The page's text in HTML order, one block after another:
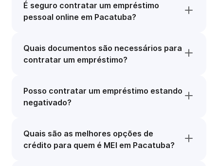
É seguro contratar um empréstimo
pessoal online em Pacatuba?
Quais documentos são necessários para
contratar um empréstimo?
Posso contratar um empréstimo estando
negativado?
Quais são as melhores opções de
crédito para quem é MEI em Pacatuba?